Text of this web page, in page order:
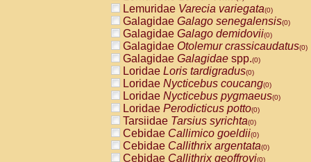
Lemuridae Varecia variegata(0)
Galagidae Galago senegalensis(0)
Galagidae Galago demidovii(0)
Galagidae Otolemur crassicaudatus(0)
Galagidae Galagidae spp.(0)
Loridae Loris tardigradus(0)
Loridae Nycticebus coucang(0)
Loridae Nycticebus pygmaeus(0)
Loridae Perodicticus potto(0)
Tarsiidae Tarsius syrichta(0)
Cebidae Callimico goeldii(0)
Cebidae Callithrix argentata(0)
Cebidae Callithrix geoffroyi(0)